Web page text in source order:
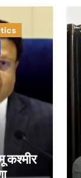
कश्मीर